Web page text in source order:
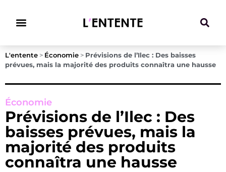
L'entente > Économie > Prévisions de l’Ilec : Des baisses
prévues, mais la majorité des produits connaîtra une hausse
Économie
Prévisions de l’Ilec : Des
baisses prévues, mais la
majorité des produits
connaîtra une hausse